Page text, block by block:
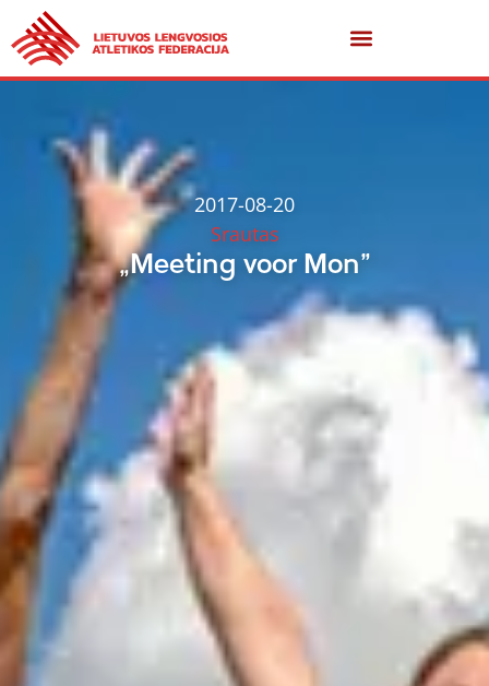
2017-08-20
Srautas
„Meeting voor Mon”